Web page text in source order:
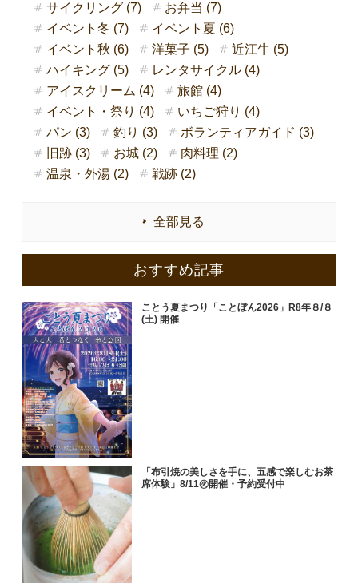
サイクリング (7)
お弁当 (7)
イベント冬 (7)
イベント夏 (6)
イベント秋 (6)
洋菓子 (5)
近江牛 (5)
ハイキング (5)
レンタサイクル (4)
アイスクリーム (4)
旅館 (4)
イベント・祭り (4)
いちご狩り (4)
パン (3)
釣り (3)
ボランティアガイド (3)
旧跡 (3)
お城 (2)
肉料理 (2)
温泉・外湯 (2)
戦跡 (2)
全部見る
おすすめ記事
ことう夏まつり「ことぼん2026」R8年８/８
(土) 開催
「布引焼の美しさを手に、五感で楽しむお茶
席体験」8/11㊋開催・予約受付中